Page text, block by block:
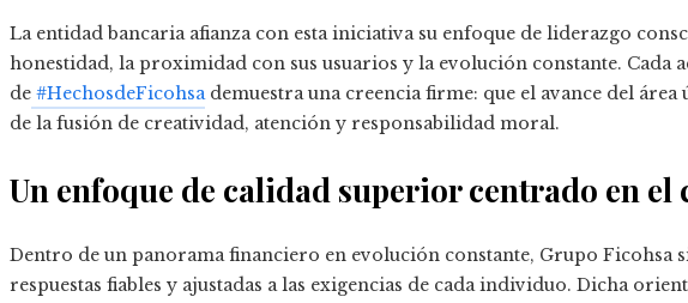
La entidad bancaria afianza con esta iniciativa su enfoque de liderazgo
honestidad, la proximidad con sus usuarios y la evolución constante. Cada
de #HechosdeFicohsademuestra una creencia firme: que el avance del área
de la fusión de creatividad, atención y responsabilidad moral.
Un enfoque de calidad superior centrado en el
Dentro de un panorama financiero en evolución constante, Grupo Ficohsa
respuestas fiables y ajustadas a las exigencias de cada individuo. Dicha